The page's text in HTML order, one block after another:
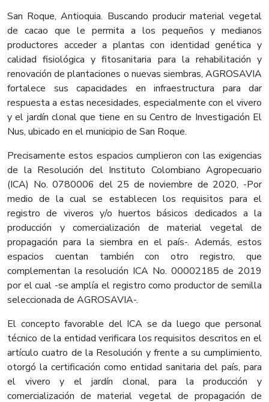
San Roque, Antioquia. Buscando producir material vegetal
de cacao que le permita a los pequeños y medianos
productores acceder a plantas con identidad genética y
calidad fisiológica y fitosanitaria para la rehabilitación y
renovación de plantaciones o nuevas siembras, AGROSAVIA
fortalece sus capacidades en infraestructura para dar
respuesta a estas necesidades, especialmente con el vivero
y el jardín clonal que tiene en su Centro de Investigación El
Nus, ubicado en el municipio de San Roque.
Precisamente estos espacios cumplieron con las exigencias
de la Resolución del Instituto Colombiano Agropecuario
(ICA) No. 0780006 del 25 de noviembre de 2020, -Por
medio de la cual se establecen los requisitos para el
registro de viveros y/o huertos básicos dedicados a la
producción y comercialización de material vegetal de
propagación para la siembra en el país-. Además, estos
espacios cuentan también con otro registro, que
complementan la resolución ICA No. 00002185 de 2019
por el cual -se amplía el registro como productor de semilla
seleccionada de AGROSAVIA-.
El concepto favorable del ICA se da luego que personal
técnico de la entidad verificara los requisitos descritos en el
artículo cuatro de la Resolución y frente a su cumplimiento,
otorgó la certificación como entidad sanitaria del país, para
el vivero y el jardín clonal, para la producción y
comercialización de material vegetal de propagación de